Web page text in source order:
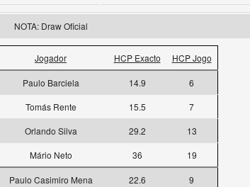
NOTA: Draw Oficial
Jogador HCP Exacto HCP Jogo
Paulo Barciela 14.9
6
Tomás Rente 15.5
7
Orlando Silva 29.2
13
Mário Neto 36 19
Paulo Casimiro Mena 22.6 9